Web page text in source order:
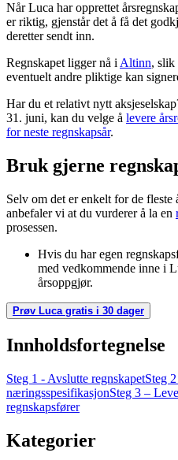
Når Luca har opprettet
er riktig, gjenstår det å få det
deretter sendt inn.
Regnskapet ligger nå i Altinn, slik
eventuelt andre pliktige kan
Har du et relativt nytt
31. juni, kan du velge å levere
for neste regnskapsår.
Bruk gjerne
Selv om det er enkelt for de fleste
anbefaler vi at du vurderer å la en
prosessen.
Hvis du har egen
med vedkommende inne i
årsoppgjør.
Prøv Luca gratis i 30 dager
Innholdsfortegnelse
Steg 1 - Avslutte regnskapetSteg
næringsspesifikasjonSteg 3 –
regnskapsfører
Kategorier